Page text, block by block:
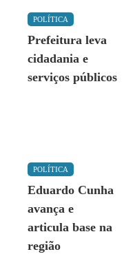
POLÍTICA
Prefeitura leva
cidadania e
serviços públicos
POLÍTICA
Eduardo Cunha
avança e
articula base na
região